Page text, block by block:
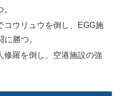
コウリュウを倒し、EGG施
勝つ。
修羅を倒し、空港施設の強